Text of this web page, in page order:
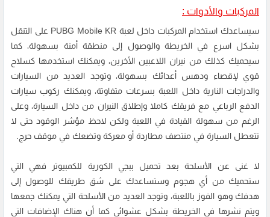
المركبات والأدوات :
سيساعدك استخدام المركبات داخل لعبة PUBG Mobile KR على التنقل
بشكل اسرع في الخريطة والوصول إلى منطقة أمنة بسهولة، كما
سيحميك كذلك من نيران اللاعبين الأخرين، ويمكنك استخدمها كسلاح
قوي لإقصاء ودهس أعدائك بسهولة، وتوجد العديد من السيارات
والدراجات النارية داخل اللعبة بسرعات متفاوتة، ويمكنك ركوب سيارات
الدفع الرباعي مع فريقك كاملا وإطلاق النيران من داخل السيارة، وعلى
الرغم من سهولة القيادة في اللعبة ولكن لاحظ مؤشر الوقود حتى لا
تتعطل السيارة في منتصف مطاردة أو معركة وتضعك في موقف حرج.
لا غنى عن الأسلحة بعد تحميل ببجي الكورية للكمبيوتر فهي التي
ستحميك من أي هجوم وستساعدك على شق طريقك للوصول إلى
هدفك وهو الفوز باللعبة، وتوجد العديد من الأسلحة التي يمكنك جمعها
ويتم نشرها في الخريطة بشكل عشوائي كما أن هناك الإضافات التي